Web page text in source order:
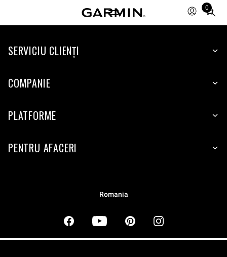
0
Total
items
cart:
SERVICIU CLIENŢI
COMPANIE
PLATFORME
PENTRU AFACERI
Romania